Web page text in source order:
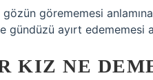
gözün görememesi
gündüzü ayırt edememesi
KIZ NE